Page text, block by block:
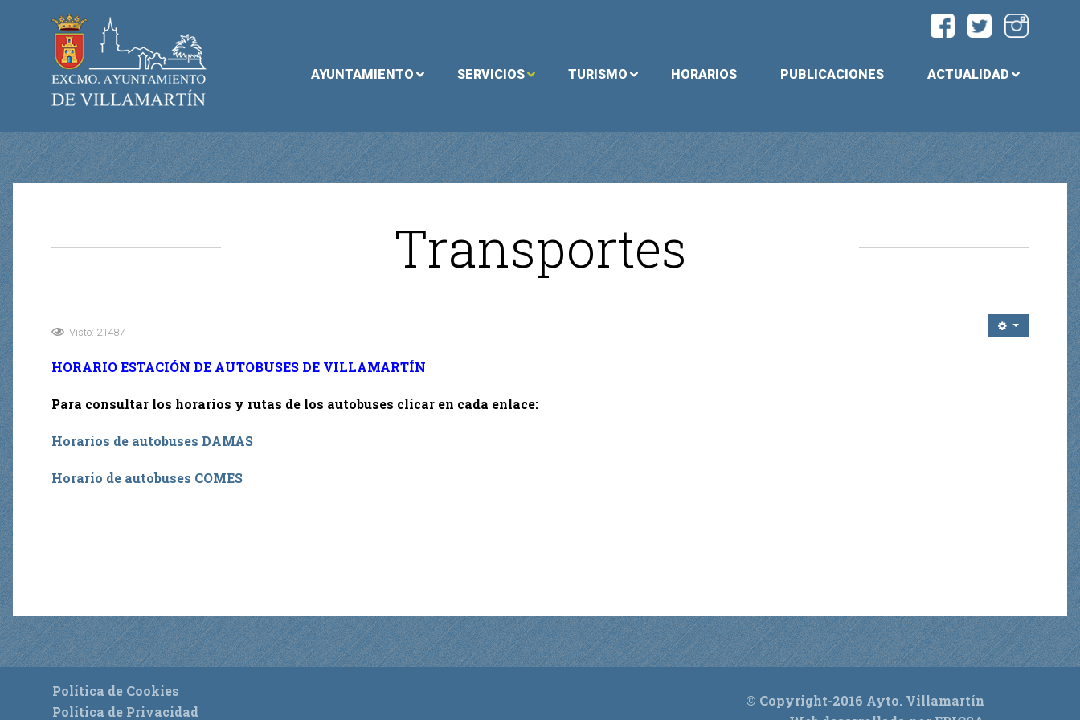
AYUNTAMIENTO SERVICIOS TURISMO HORARIOS PUBLICACIONES ACTUALIDAD
Transportes
Visto: 21487
HORARIO ESTACIÓN DE AUTOBUSES DE VILLAMARTÍN
Para consultar los horarios y rutas de los autobuses clicar en cada enlace:
Horarios de autobuses DAMAS
Horario de autobuses COMES
Política de Cookies
Política de Privacidad
© Copyright-2016 Ayto. Villamartín